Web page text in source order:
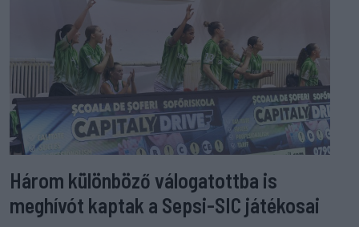
Három különböző válogatottba is
meghívót kaptak a Sepsi-SIC játékosai